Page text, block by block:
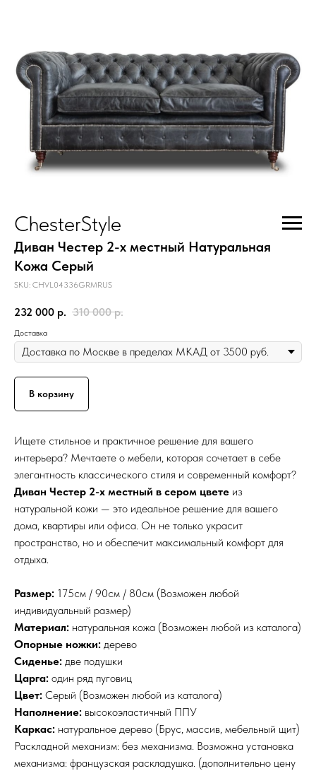
ChesterStyle
Диван Честер 2-х местный Натуральная
Кожа Серый
SKU: CHVL04336GRMRUS
232 000 р. 310 000 р.
Доставка
В корзину
Ищете стильное и практичное решение для вашего
интерьера? Мечтаете о мебели, которая сочетает в себе
элегантность классического стиля и современный комфорт?
Диван Честер 2-х местный в сером цвете из
натуральной кожи — это идеальное решение для вашего
дома, квартиры или офиса. Он не только украсит
пространство, но и обеспечит максимальный комфорт для
отдыха.
Размер: 175см / 90см / 80см (Возможен любой
индивидуальный размер)
Материал: натуральная кожа (Возможен любой из каталога)
Опорные ножки: дерево
Сиденье: две подушки
Царга: один ряд пуговиц
Цвет: Серый (Возможен любой из каталога)
Наполнение: высокоэластичный ППУ
Каркас: натуральное дерево (Брус, массив, мебельный щит)
Раскладной механизм: без механизма. Возможна установка
механизма: французская раскладушка. (дополнительно цену